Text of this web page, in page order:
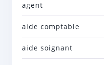
agent
aide comptable
aide soignant